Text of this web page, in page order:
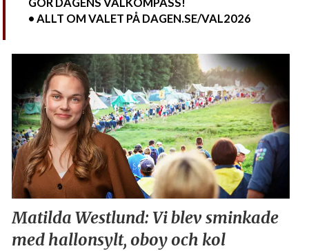
• ALLT OM VALET PÅ DAGEN.SE/VAL2026
Matilda Westlund:Vi blev sminkade
med hallonsylt, oboy och kol